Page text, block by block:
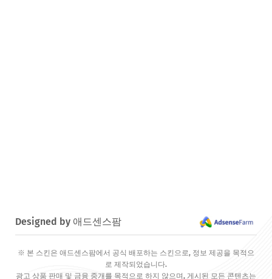
Designed by 애드센스팜
※ 본 스킨은 애드센스팜에서 공식 배포하는 스킨으로, 정보 제공을 목적으
로 제작되었습니다.
광고 상품 판매 및 금융 중개를 목적으로 하지 않으며, 게시된 모든 콘텐츠는